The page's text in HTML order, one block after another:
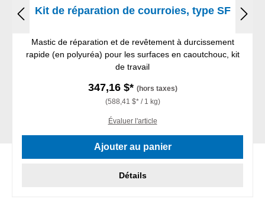
Kit de réparation de courroies, type SF
Mastic de réparation et de revêtement à durcissement
rapide (en polyuréa) pour les surfaces en caoutchouc, kit
de travail
347,16 $* (hors taxes)
(588,41 $* / 1 kg)
Évaluer l'article
Ajouter au panier
Détails